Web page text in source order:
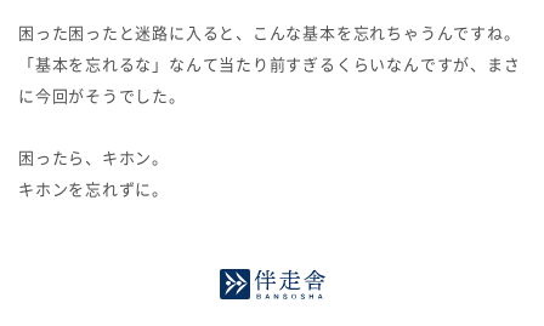
困った困ったと迷路に入ると、こんな基本を忘れちゃうんですね。
「基本を忘れるな」なんて当たり前すぎるくらいなんですが、まさ
に今回がそうでした。
困ったら、キホン。
キホンを忘れずに。